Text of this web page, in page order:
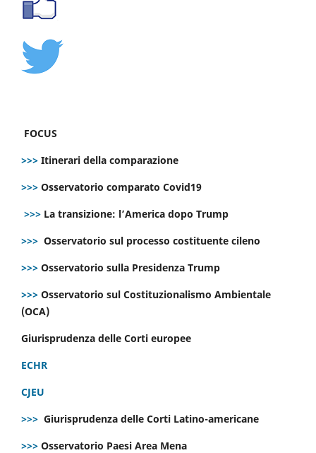
FOCUS
>>> Itinerari della comparazione
>>> Osservatorio comparato Covid19
>>> La transizione: l’America dopo Trump
>>> Osservatorio sul processo costituente cileno
>>> Osservatorio sulla Presidenza Trump
>>> Osservatorio sul Costituzionalismo Ambientale
(OCA)
Giurisprudenza delle Corti europee
ECHR
CJEU
>>> Giurisprudenza delle Corti Latino-americane
>>> Osservatorio Paesi Area Mena